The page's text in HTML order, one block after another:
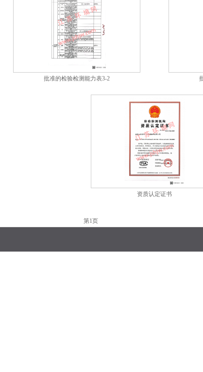
批准的检验检测能力表3-2
资质认定证书
第1页